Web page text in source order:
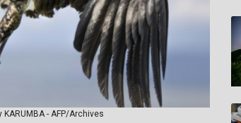
- AFP/Archives